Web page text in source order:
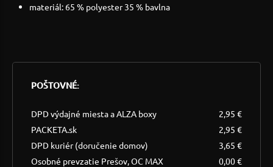
materiál: 65 % polyester 35 % bavlna
POŠTOVNÉ:
DPD výdajné miesta a ALZA boxy
2,95 €
PACKETA.sk
2,95 €
DPD kuriér (doručenie domov)
3,65 €
Osobné prevzatie Prešov, OC MAX
0,00 €